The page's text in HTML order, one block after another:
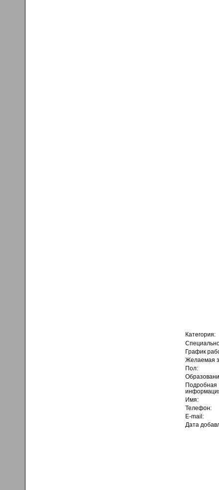
Категория:
График
Желаемая
Пол:
Подробная
Имя:
Телефон:
E-mail:
Дата